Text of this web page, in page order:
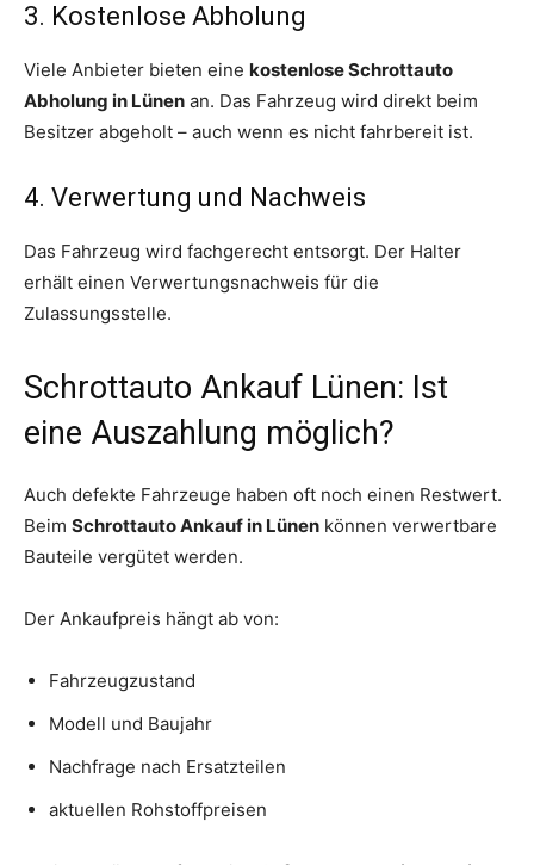
3. Kostenlose Abholung
Viele Anbieter bieten eine kostenlose Schrottauto
Abholung in Lünen an. Das Fahrzeug wird direkt beim
Besitzer abgeholt – auch wenn es nicht fahrbereit ist.
4. Verwertung und Nachweis
Das Fahrzeug wird fachgerecht entsorgt. Der Halter
erhält einen Verwertungsnachweis für die
Zulassungsstelle.
Schrottauto Ankauf Lünen: Ist
eine Auszahlung möglich?
Auch defekte Fahrzeuge haben oft noch einen Restwert.
Beim Schrottauto Ankauf in Lünen können verwertbare
Bauteile vergütet werden.
Der Ankaufpreis hängt ab von:
Fahrzeugzustand
Modell und Baujahr
Nachfrage nach Ersatzteilen
aktuellen Rohstoffpreisen